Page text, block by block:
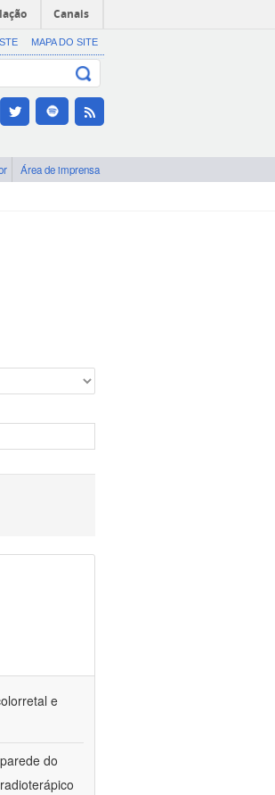
Canais
MAPA DO SITE
Área de imprensa
e
do